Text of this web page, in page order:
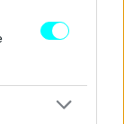
με τον
Nm, έχει